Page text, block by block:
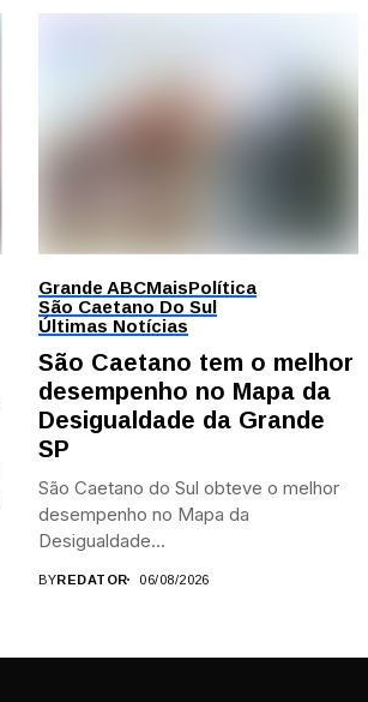
Grande ABCMaisPolítica
São Caetano Do Sul
Últimas Notícias
São Caetano tem o melhor
desempenho no Mapa da
Desigualdade da Grande
SP
São Caetano do Sul obteve o melhor
desempenho no Mapa da
Desigualdade...
BYREDATOR 06/08/2026